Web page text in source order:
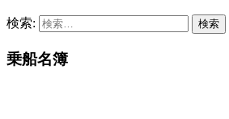
検索:
乗船名簿